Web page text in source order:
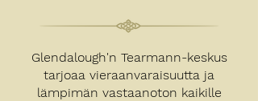
Glendalough'n Tearmann-keskus
tarjoaa vieraanvaraisuutta ja
lämpimän vastaanoton kaikille